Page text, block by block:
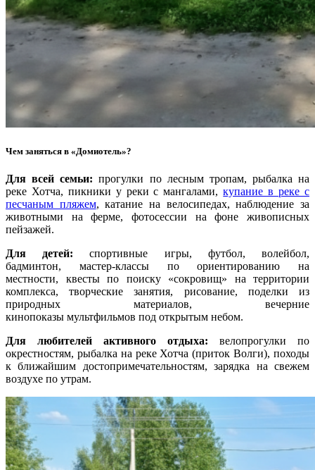
Чем заняться в «Домиотель»?
Для всей семьи: прогулки по лесным тропам, рыбалка на
реке Хотча, пикники у реки с мангалами,купание в реке с
песчаным пляжем, катание на велосипедах, наблюдение за
животными на ферме, фотосессии на фоне живописных
пейзажей.
Для детей:спортивные игры, футбол, волейбол,
бадминтон, мастер‑классы по ориентированию на
местности, квесты по поиску «сокровищ» на территории
комплекса, творческие занятия, рисование, поделки из
природных материалов, вечерние
кинопоказы мультфильмов под открытым небом.
Для любителей активного отдыха: велопрогулки по
окрестностям, рыбалка на реке Хотча (приток Волги), походы
к ближайшим достопримечательностям, зарядка на свежем
воздухе по утрам.